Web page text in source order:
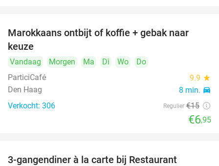
Marokkaans ontbijt of koffie + gebak naar
keuze
Vandaag Morgen Ma Di Wo
Do
ParticiCafé
9.9 star
Den Haag 8 min. directions_car
Verkocht: 306 Regulier €15
€6,95
3-gangendiner à la carte bij Restaurant